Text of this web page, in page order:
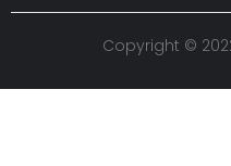
Copyright ©